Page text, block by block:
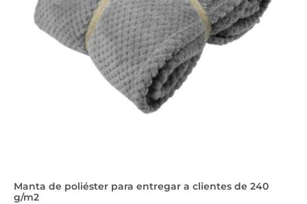
Manta de poliéster para entregar a clientes de 240
g/m2